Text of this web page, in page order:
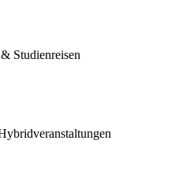
Studienreisen